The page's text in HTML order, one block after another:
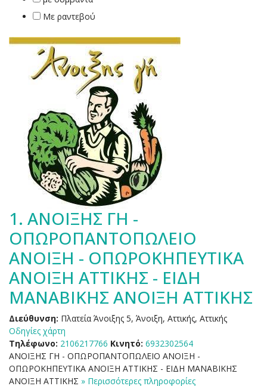
Με ραντεβού
1. ΑΝΟΙΞΗΣ ΓΗ -
ΟΠΩΡΟΠΑΝΤΟΠΩΛΕΙΟ
ΑΝΟΙΞΗ - ΟΠΩΡΟΚΗΠΕΥΤΙΚΑ
ΑΝΟΙΞΗ ΑΤΤΙΚΗΣ - ΕΙΔΗ
ΜΑΝΑΒΙΚΗΣ ΑΝΟΙΞΗ ΑΤΤΙΚΗΣ
Διεύθυνση: Πλατεία Άνοιξης 5, Άνοιξη, Αττικής, Αττικής
Οδηγίες χάρτη
Τηλέφωνο: 2106217766 Κινητό: 6932302564
ΑΝΟΙΞΗΣ ΓΗ - ΟΠΩΡΟΠΑΝΤΟΠΩΛΕΙΟ ΑΝΟΙΞΗ -
ΟΠΩΡΟΚΗΠΕΥΤΙΚΑ ΑΝΟΙΞΗ ΑΤΤΙΚΗΣ - ΕΙΔΗ ΜΑΝΑΒΙΚΗΣ
ΑΝΟΙΞΗ ΑΤΤΙΚΗΣ » Περισσότερες πληροφορίες